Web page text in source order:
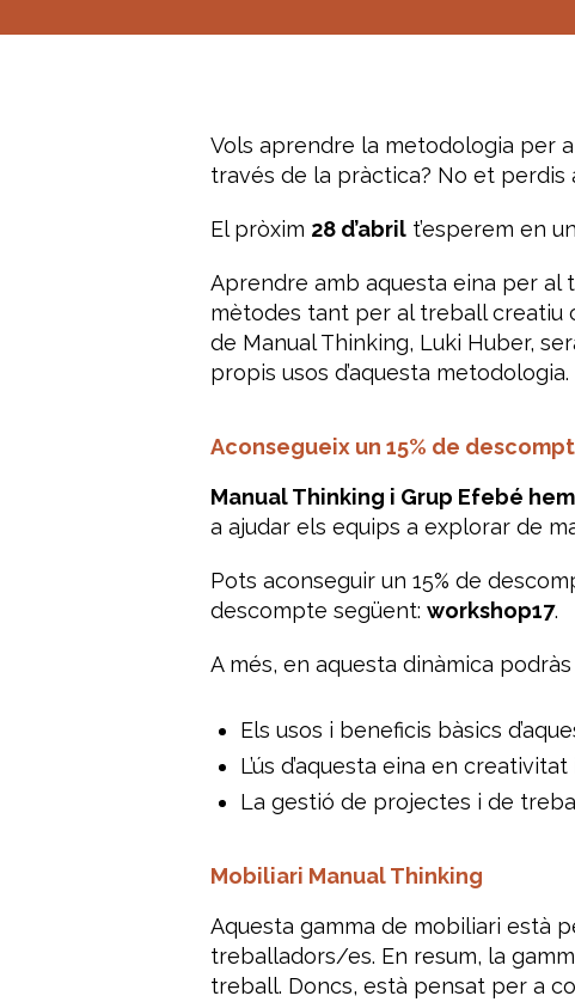
Vols aprendre la metodologia per
través de la pràctica? No et
El pròxim 28 d’abrilt’esperem en un
Aprendre amb aquesta eina per
mètodes tant per al treball creatiu
de Manual Thinking, Luki Huber,
propis usos d’aquesta metodologia.
Aconsegueix un 15% de
Manual Thinking i Grup Efebé
a ajudar els equips a explorar de
Pots aconseguir un 15% de
descompte següent: workshop17.
A més, en aquesta dinàmica
Els usos i beneficis bàsics
L’ús d’aquesta eina en
La gestió de projectes i de
Mobiliari Manual Thinking
Aquesta gamma de mobiliari està
treballadors/es. En resum, la
treball. Doncs, està pensat per a